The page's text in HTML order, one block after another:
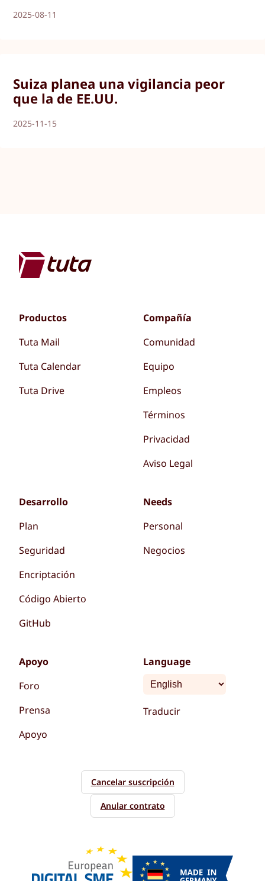
2025-08-11
Suiza planea una vigilancia peor
que la de EE.UU.
2025-11-15
Productos
Tuta Mail
Tuta Calendar
Tuta Drive
Compañía
Comunidad
Equipo
Empleos
Términos
Privacidad
Aviso Legal
Desarrollo
Plan
Seguridad
Encriptación
Código Abierto
GitHub
Needs
Personal
Negocios
Apoyo
Foro
Prensa
Apoyo
Language
Traducir
Cancelar suscripción
Anular contrato